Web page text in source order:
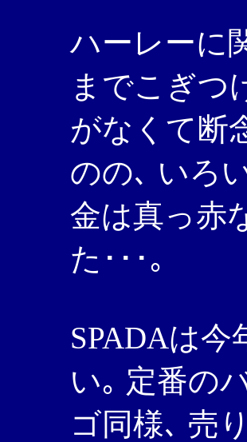
ハーレーに
までこぎつ
がなくて断
のの､ いろ
金は真っ赤
た･･･｡
SPADAは
い｡ 定番の
ゴ同様､ 売